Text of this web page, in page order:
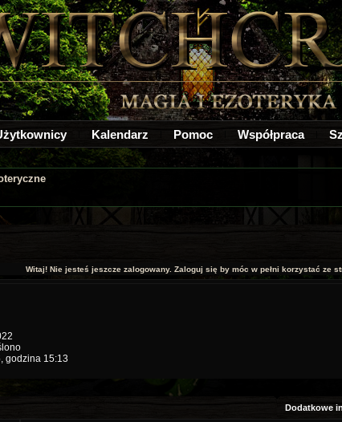
Kalendarz Pomoc Współpraca
Witaj! Nie jesteś jeszcze zalogowany. Zaloguj się by móc w pełni korzystać ze
godzina 15:13
Dodatkowe